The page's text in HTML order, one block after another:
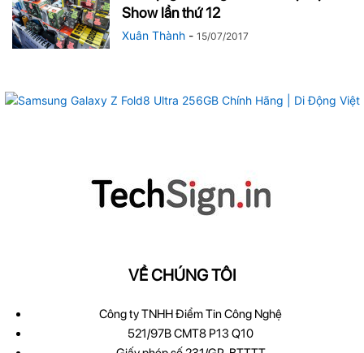
Show lần thứ 12
Xuân Thành - 15/07/2017
VỀ CHÚNG TÔI
Công ty TNHH Điểm Tin Công Nghệ
521/97B CMT8 P13 Q10